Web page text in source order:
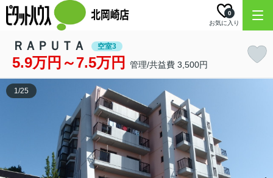
お気に入り
0
ＲＡＰＵＴＡ 空室3
5.9万円～7.5万円 管理/共益費 3,500円
1/25